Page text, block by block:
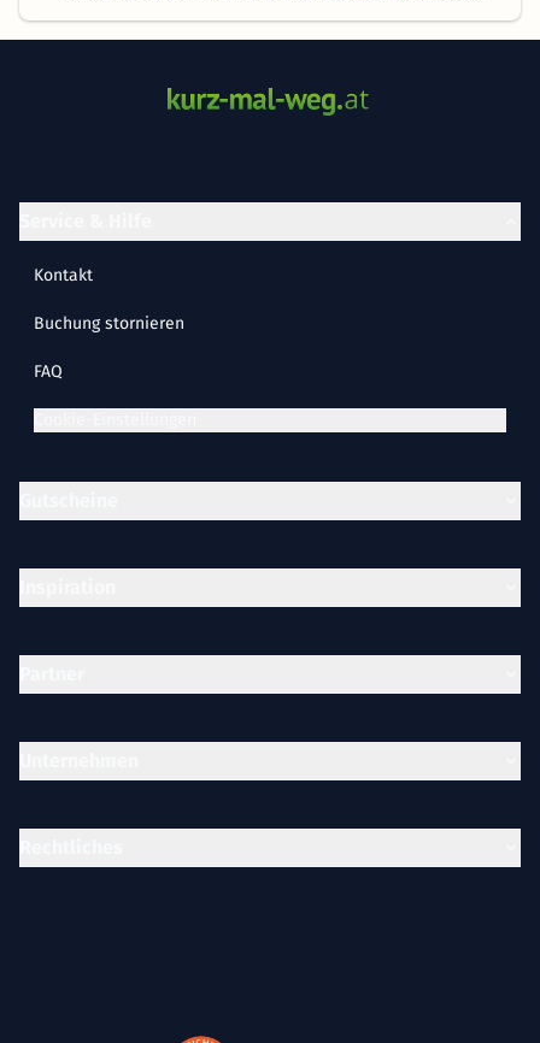
Kontakt
Buchung stornieren
FAQ